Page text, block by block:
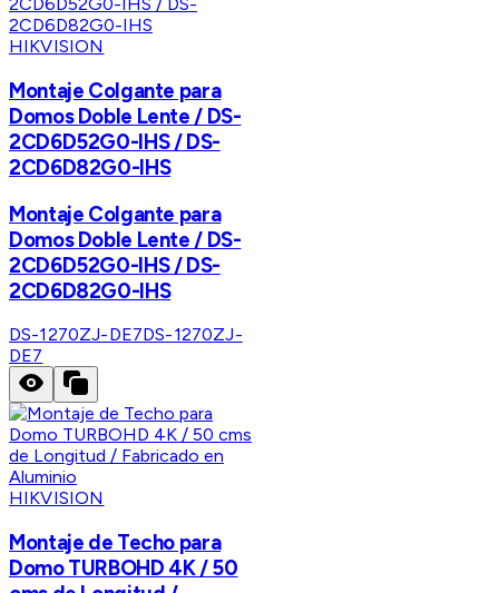
HIKVISION
Montaje Colgante para
Domos Doble Lente / DS-
2CD6D52G0-IHS / DS-
2CD6D82G0-IHS
Montaje Colgante para
Domos Doble Lente / DS-
2CD6D52G0-IHS / DS-
2CD6D82G0-IHS
DS-1270ZJ-DE7DS-1270ZJ-
DE7
HIKVISION
Montaje de Techo para
Domo TURBOHD 4K / 50